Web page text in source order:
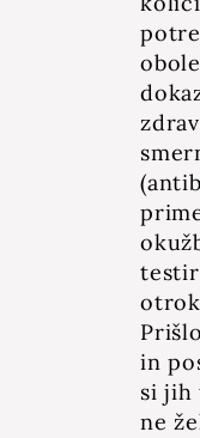
in
si jih
ne